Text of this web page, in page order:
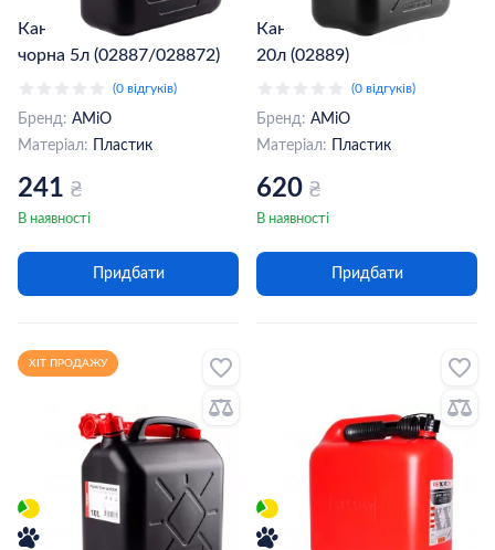
Каністра пластикова AMiO
чорна 5л (02887/028872)
(0 відгуків)
Бренд: AMiO
Матеріал:
Пластик
241 ₴
В наявності
Придбати
Каністра пластикова AMiO
20л (02889)
(0 відгуків)
Бренд: AMiO
Матеріал:
Пластик
620 ₴
В наявності
Придбати
ХІТ ПРОДАЖУ